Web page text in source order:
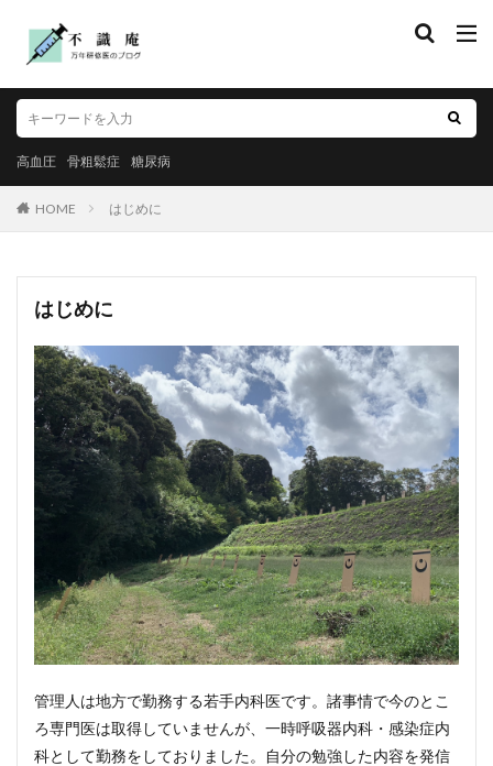
高血圧 骨粗鬆症 糖尿病
HOME はじめに
はじめに
管理人は地方で勤務する若手内科医です。諸事情で今のとこ
ろ専門医は取得していませんが、一時呼吸器内科・感染症内
科として勤務をしておりました。自分の勉強した内容を発信